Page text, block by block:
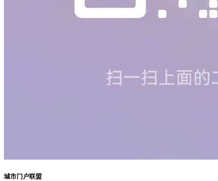
城市门户联盟